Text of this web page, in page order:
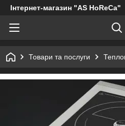
Інтернет-магазин "AS HoReCa"
Товари та послуги